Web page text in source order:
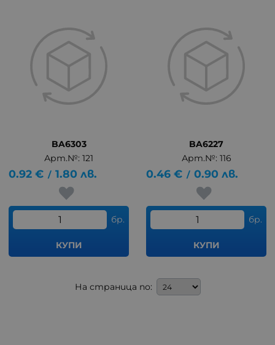
BA6303
Арт.№: 121
0.92 € / 1.80 лв.
бр.
КУПИ
BA6227
Арт.№: 116
0.46 € / 0.90 лв.
бр.
КУПИ
На страница по: